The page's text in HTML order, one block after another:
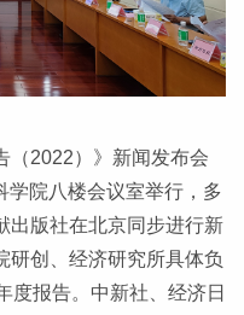
（2022）》新闻发布会
学院八楼会议室举行，多
出版社在北京同步进行新
研创、经济研究所具体负
度报告。中新社、经济日